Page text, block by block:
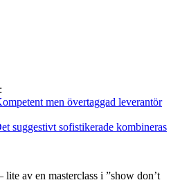
men övertaggad leverantör
suggestivt sofistikerade kombineras
av en masterclass i ”show don’t